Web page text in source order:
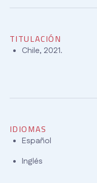
TITULACIÓN
Chile, 2021.
IDIOMAS
Español
Inglés